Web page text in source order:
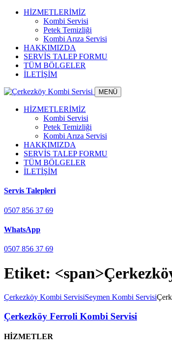
HİZMETLERİMİZ
Kombi Servisi
Petek Temizliği
Kombi Arıza Servisi
HAKKIMIZDA
SERVİS TALEP FORMU
TÜM BÖLGELER
İLETİŞİM
MENÜ
HİZMETLERİMİZ
Kombi Servisi
Petek Temizliği
Kombi Arıza Servisi
HAKKIMIZDA
SERVİS TALEP FORMU
TÜM BÖLGELER
İLETİŞİM
Servis Talepleri
0507 856 37 69
WhatsApp
0507 856 37 69
Etiket:
Çerkezköy Kombi ServisiSeymen Kombi Servisi
Çerkezköy Ferroli Kombi Servisi
HİZMETLER